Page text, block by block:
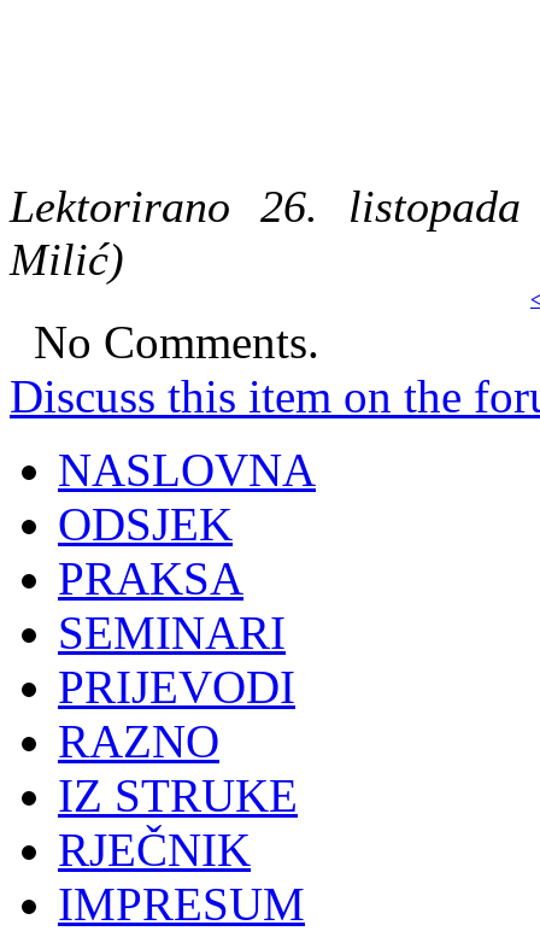
Lektorirano 26.
Milić)
No Comments.
Discuss this item on the
NASLOVNA
ODSJEK
PRAKSA
SEMINARI
PRIJEVODI
RAZNO
IZ STRUKE
RJEČNIK
IMPRESUM